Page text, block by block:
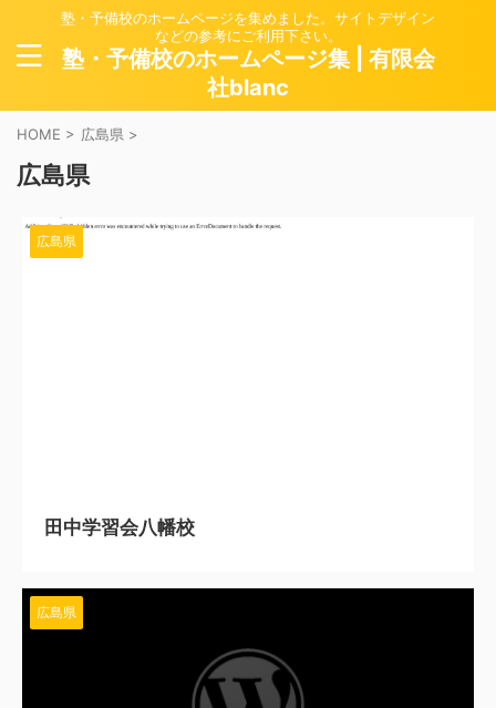
塾・予備校のホームページを集めました。サイトデザイン
などの参考にご利用下さい。
塾・予備校のホームページ集 | 有限会
社blanc
HOME > 広島県 >
広島県
広島県
田中学習会八幡校
広島県